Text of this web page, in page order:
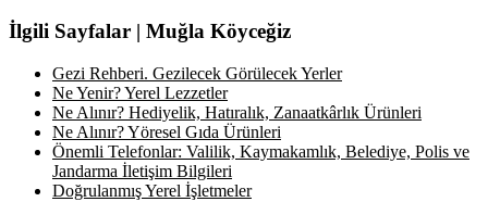
İlgili Sayfalar | Muğla Köyceğiz
Gezi Rehberi. Gezilecek Görülecek Yerler
Ne Yenir? Yerel Lezzetler
Ne Alınır? Hediyelik, Hatıralık, Zanaatkârlık Ürünleri
Ne Alınır? Yöresel Gıda Ürünleri
Önemli Telefonlar: Valilik, Kaymakamlık, Belediye, Polis ve
Jandarma İletişim Bilgileri
Doğrulanmış Yerel İşletmeler